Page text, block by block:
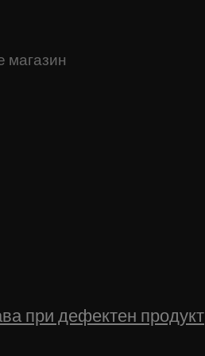
магазин
при дефектен продукт